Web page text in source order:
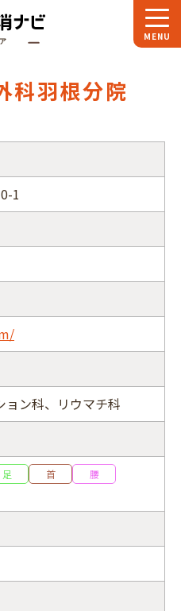
ャル 対談
ちコラム
インタビュー
科羽根分院
1
ョン科、リウマチ科
足 首
腰